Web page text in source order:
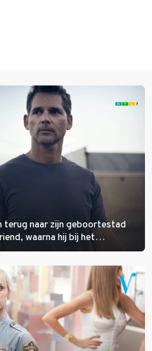
terug naar zijn geboortestad
waarna hij bij het
begint te vermoeden